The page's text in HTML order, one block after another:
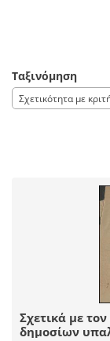
Ταξινόμηση
Σχετικότητα με
Σχετικά με
δημοσίων